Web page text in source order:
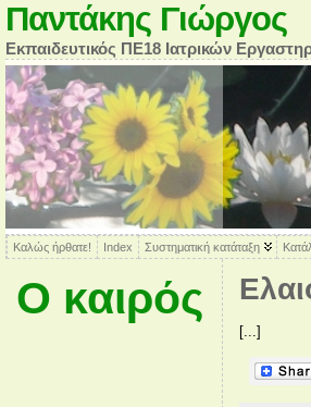
Παντάκης Γιώργος
Εκπαιδευτικός ΠΕ18 Ιατρικών
Καλώς ήρθατε! Index Συστηματική κατάταξη
Ο καιρός
[...]